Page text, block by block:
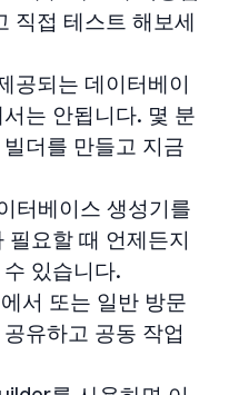
직접 테스트 해보세
공되는 데이터베이
는 안됩니다. 몇 분
더를 만들고 지금
터베이스 생성기를
요할 때 언제든지
있습니다.
서 또는 일반 방문
유하고 공동 작업